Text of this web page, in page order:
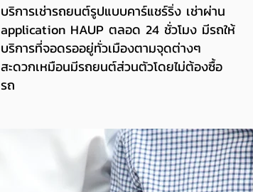
บริการเช่ารถยนต์รูปแบบคาร์แชร์ริ่ง เช่าผ่าน
application HAUP ตลอด 24 ชั่วโมง มีรถให้
บริการที่จอดรออยู่ทั่วเมืองตามจุดต่างๆ
สะดวกเหมือนมีรถยนต์ส่วนตัวโดยไม่ต้องซื้อ
รถ